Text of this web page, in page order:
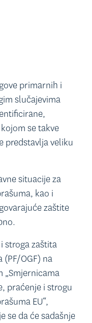
primarnih i
slučajevima
se takve
predstavlja veliku
situacije za
kao i
zaštite
stroga zaštita
OGF) na
„Smjernicama
praćenje i strogu
EU“,
se da će sadašnje